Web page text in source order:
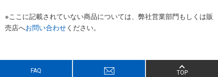
※ここに記載されていない商品については、弊社営業部門もしくは販
売店へお問い合わせください。
FAQ TOP